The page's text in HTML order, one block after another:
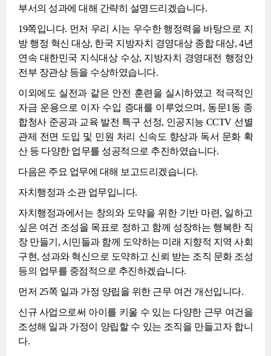
부서의 성과에 대해 간략히 설명드리겠습니다.
19쪽입니다. 먼저 우리 시는 우수한 행정력을 바탕으로 지
방 행정 혁신 대상, 한국 지방자치 경영대상 종합 대상, 4년
연속 대한민국 지식대상 수상, 지방자치 경영대전 행정안
전부 장관상 등을 수상하였습니다.
이외에도 실전과 같은 안전 훈련을 실시하였고 적극적인
자금 운용으로 이자 수입 증대를 이루었으며, 동문1동 종
합청사 준공과 교육 발전 특구 선정, 인공지능 CCTV 선별
관제 전면 도입 및 민원 처리 신속도 향상과 독서 문화 확
산 등 다양한 업무를 성공적으로 추진하였습니다.
다음은 주요 업무에 대해 보고드리겠습니다.
자치행정과 소관 업무입니다.
자치행정과에서는 창의와 도약을 위한 기반 마련, 일하고
싶은 여건 조성을 목표로 정하고 함께 성장하는 행복한 직
장 만들기, 시민들과 함께 도약하는 미래 지향적 지역 사회
구현, 성과와 혁신으로 도약하고 신뢰 받는 조직 문화 조성
등의 업무를 중점적으로 추진하겠습니다.
먼저 25쪽 일과 가정 양립을 위한 근무 여건 개선입니다.
신규 사업으로써 아이를 키울 수 있는 다양한 근무 여건을
조성해 일과 가정이 양립할 수 있는 조직을 만들고자 합니
다.